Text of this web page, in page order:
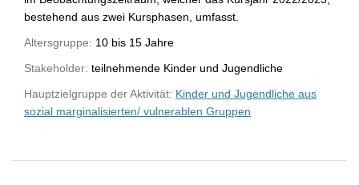
bestehend aus zwei Kursphasen, umfasst.
Altersgruppe: 10 bis 15 Jahre
Stakeholder: teilnehmende Kinder und Jugendliche
Hauptzielgruppe der Aktivität: Kinder und Jugendliche aus
sozial marginalisierten/ vulnerablen Gruppen